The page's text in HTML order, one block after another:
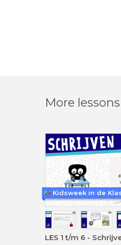
More
LES 1 t/m 6 -
Kidsweek in de